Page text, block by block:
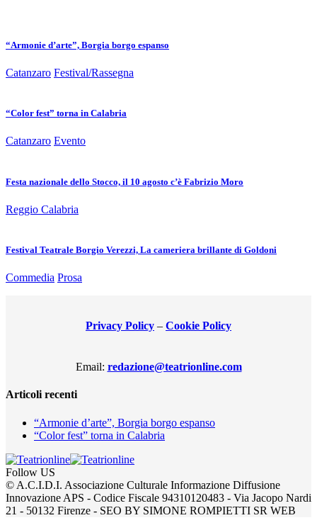
“Armonie d’arte”, Borgia borgo espanso
Catanzaro Festival/Rassegna
“Color fest” torna in Calabria
Catanzaro Evento
Festa nazionale dello Stocco, il 10 agosto c’è Fabrizio Moro
Reggio Calabria
Festival Teatrale Borgio Verezzi, La cameriera brillante di Goldoni
Commedia Prosa
Privacy Policy – Cookie Policy
Email: redazione@teatrionline.com
Articoli recenti
“Armonie d’arte”, Borgia borgo espanso
“Color fest” torna in Calabria
Follow US
© A.C.I.D.I. Associazione Culturale Informazione Diffusione
Innovazione APS - Codice Fiscale 94310120483 - Via Jacopo Nardi
21 - 50132 Firenze - SEO BY SIMONE ROMPIETTI SR WEB